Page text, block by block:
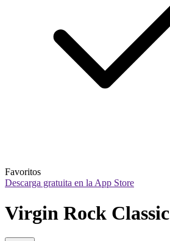
Favoritos
Descarga gratuita en la App Store
Virgin Rock Classic